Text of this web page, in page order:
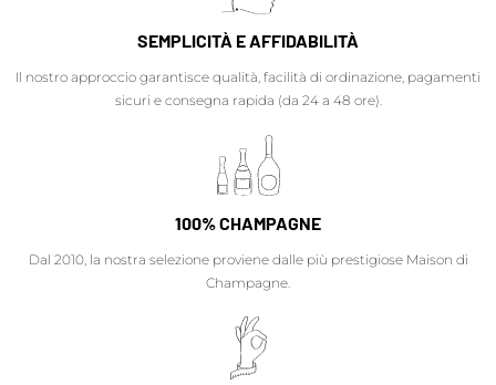
SEMPLICITÀ E AFFIDABILITÀ
Il nostro approccio garantisce qualità, facilità di ordinazione, pagamenti
sicuri e consegna rapida (da 24 a 48 ore).
100% CHAMPAGNE
Dal 2010, la nostra selezione proviene dalle più prestigiose Maison di
Champagne.